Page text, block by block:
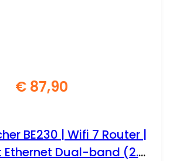
€ 87,90
BE230 | Wifi 7 Router |
Ethernet Dual-band (2.4